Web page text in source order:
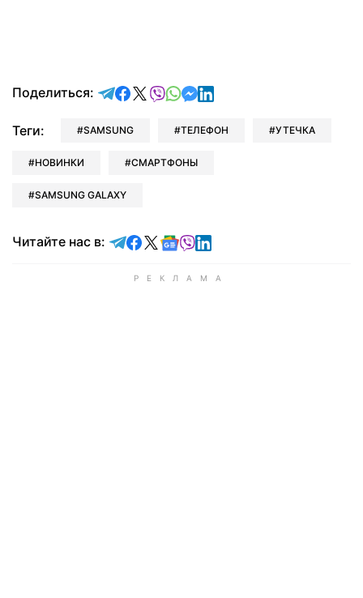
Поделиться: отправить в Telegram
поделиться в Facebook
поделиться в X
отправить в Viber
отправить в Whatsapp
отправить в Messenger
отправить в LinkedIn
Теги: SAMSUNG ТЕЛЕФОН УТЕЧКА
НОВИНКИ СМАРТФОНЫ
SAMSUNG GALAXY
Читайте нас в: Читайте в Telegram
Читайте в Facebook
Читайте в X
Читайте в Google news
Читайте в Viber
Читайте в LinkedIn